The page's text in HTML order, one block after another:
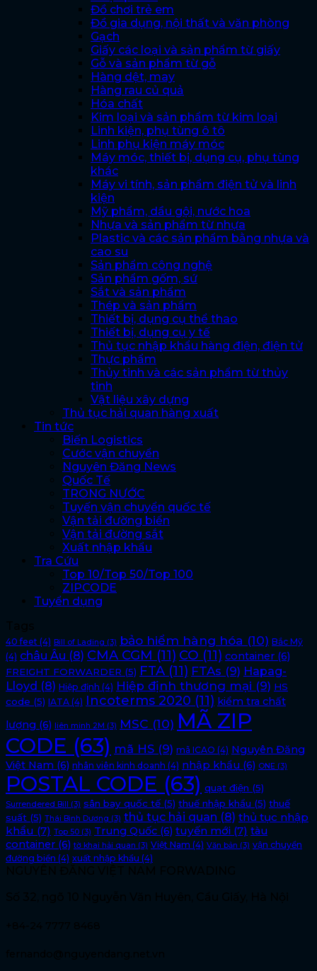
Đồ chơi trẻ em
Đồ gia dụng, nội thất và văn phòng
Gạch
Giấy các loại và sản phẩm từ giấy
Gỗ và sản phẩm từ gỗ
Hàng dệt, may
Hàng rau củ quả
Hóa chất
Kim loại và sản phẩm từ kim loại
Linh kiện, phụ tùng ô tô
Linh phụ kiện máy móc
Máy móc, thiết bị, dụng cụ, phụ tùng
khác
Máy vi tính, sản phẩm điện tử và linh
kiện
Mỹ phẩm, dầu gội, nước hoa
Nhựa và sản phẩm từ nhựa
Plastic và các sản phẩm bằng nhựa và
cao su
Sản phẩm công nghệ
Sản phẩm gốm, sứ
Sắt và sản phẩm
Thép và sản phẩm
Thiết bị, dụng cụ thể thao
Thiết bị, dụng cụ y tế
Thủ tục nhập khẩu hàng điện, điện tử
Thực phẩm
Thủy tinh và các sản phẩm từ thủy
tinh
Vật liệu xây dựng
Thủ tục hải quan hàng xuất
Tin tức
Biến Logistics
Cước vận chuyển
Nguyên Đăng News
Quốc Tế
TRONG NƯỚC
Tuyến vận chuyển quốc tế
Vận tải đường biển
Vận tải đường sắt
Xuất nhập khẩu
Tra Cứu
Top 10/Top 50/Top 100
ZIPCODE
Tuyển dụng
40 feet (4) Bill of Lading (3) bảo hiểm hàng hóa (10) Bắc Mỹ
(4) châu Âu (8) CMA CGM (11) CO (11) container (6)
FREIGHT FORWARDER (5) FTA (11) FTAs (9) Hapag-
Lloyd (8) Hiệp định (4) Hiệp định thương mại (9) HS
code (5) IATA (4) Incoterms 2020 (11) kiểm tra chất
lượng (6) liên minh 2M (3) MSC (10) MÃ ZIP
CODE (63) mã HS (9) mã ICAO (4) Nguyên Đăng
Việt Nam (6) nhân viên kinh doanh (4) nhập khẩu (6) ONE (3)
POSTAL CODE (63) quạt điện (5)
Surrendered Bill (3) sân bay quốc tế (5) thuế nhập khẩu (5) thuế
suất (5) Thái Bình Dương (3) thủ tục hải quan (8) thủ tục nhập
khẩu (7) Top 50 (3) Trung Quốc (6) tuyến mới (7) tàu
container (6) tờ khai hải quan (3) Việt Nam (4) Văn bản (3) vận chuyển
đường biển (4) xuất nhập khẩu (4)